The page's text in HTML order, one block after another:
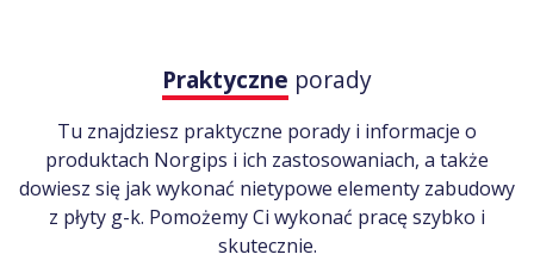
Praktyczne porady
Tu znajdziesz praktyczne porady i informacje o
produktach Norgips i ich zastosowaniach, a także
dowiesz się jak wykonać nietypowe elementy zabudowy
z płyty g-k. Pomożemy Ci wykonać pracę szybko i
skutecznie.